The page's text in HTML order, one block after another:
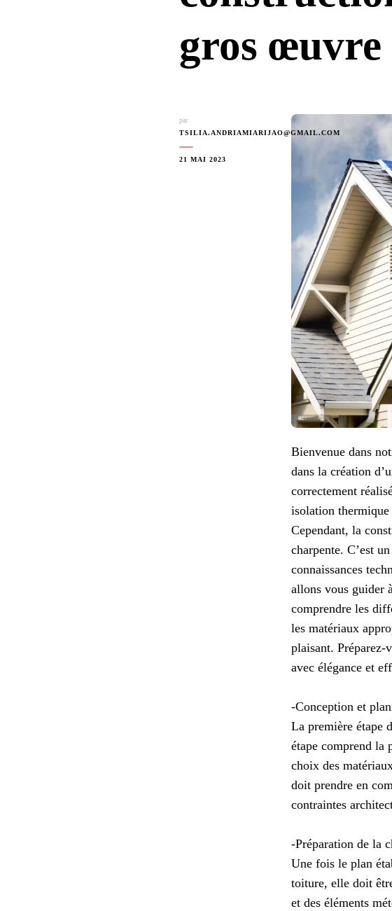
gros
par
TSILIA.ANDRIAMIARIJAO@GMAIL.COM
21 MAI 2023
Bienvenue dans
dans la création
correctement
isolation thermique
Cependant, la
charpente. C’est
connaissances
allons vous guider
comprendre les
les matériaux
plaisant. Préparez-
avec élégance et
-Conception et
La première étape
étape comprend la
choix des
doit prendre en
contraintes
-Préparation de la
Une fois le plan
toiture, elle doit
et des éléments